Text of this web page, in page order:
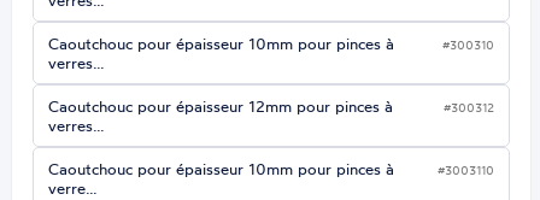
Caoutchouc pour épaisseur 10mm pour pinces à
verres…
#300310
Caoutchouc pour épaisseur 12mm pour pinces à
verres…
#300312
Caoutchouc pour épaisseur 10mm pour pinces à
verre…
#3003110